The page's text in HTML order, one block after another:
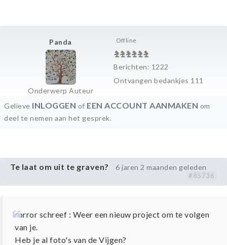
Panda
Onderwerp Auteur
Offline
Berichten: 1222
Ontvangen bedankjes 111
Gelieve INLOGGEN of EEN ACCOUNT AANMAKEN om
deel te nemen aan het gesprek.
Te laat om uit te graven? 6 jaren 2 maanden geleden
#85736
rorror schreef : Weer een nieuw project om te volgen
van je.
Heb je al foto's van de Vijgen?